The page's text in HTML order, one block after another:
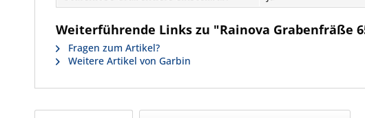
Weiterführende Links zu "Rainova Grabenfräße
Fragen zum Artikel?
Weitere Artikel von Garbin